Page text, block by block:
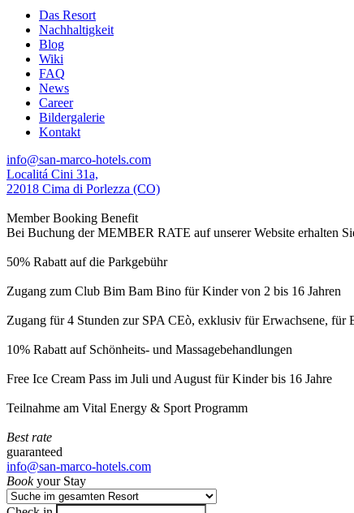
Das Resort
Nachhaltigkeit
Blog
Wiki
FAQ
News
Career
Bildergalerie
Kontakt
info@san-marco-hotels.com
Localitá Cini 31a,
22018 Cima di Porlezza (CO)
Member Booking Benefit
Bei Buchung der MEMBER RATE auf unserer Website erhalten
50% Rabatt auf die Parkgebühr
Zugang zum Club Bim Bam Bino für Kinder von 2 bis 16 Jahren
Zugang für 4 Stunden zur SPA CEò, exklusiv für Erwachsene, für
10% Rabatt auf Schönheits- und Massagebehandlungen
Free Ice Cream Pass im Juli und August für Kinder bis 16 Jahre
Teilnahme am Vital Energy & Sport Programm
Best rate
guaranteed
info@san-marco-hotels.com
Bookyour Stay